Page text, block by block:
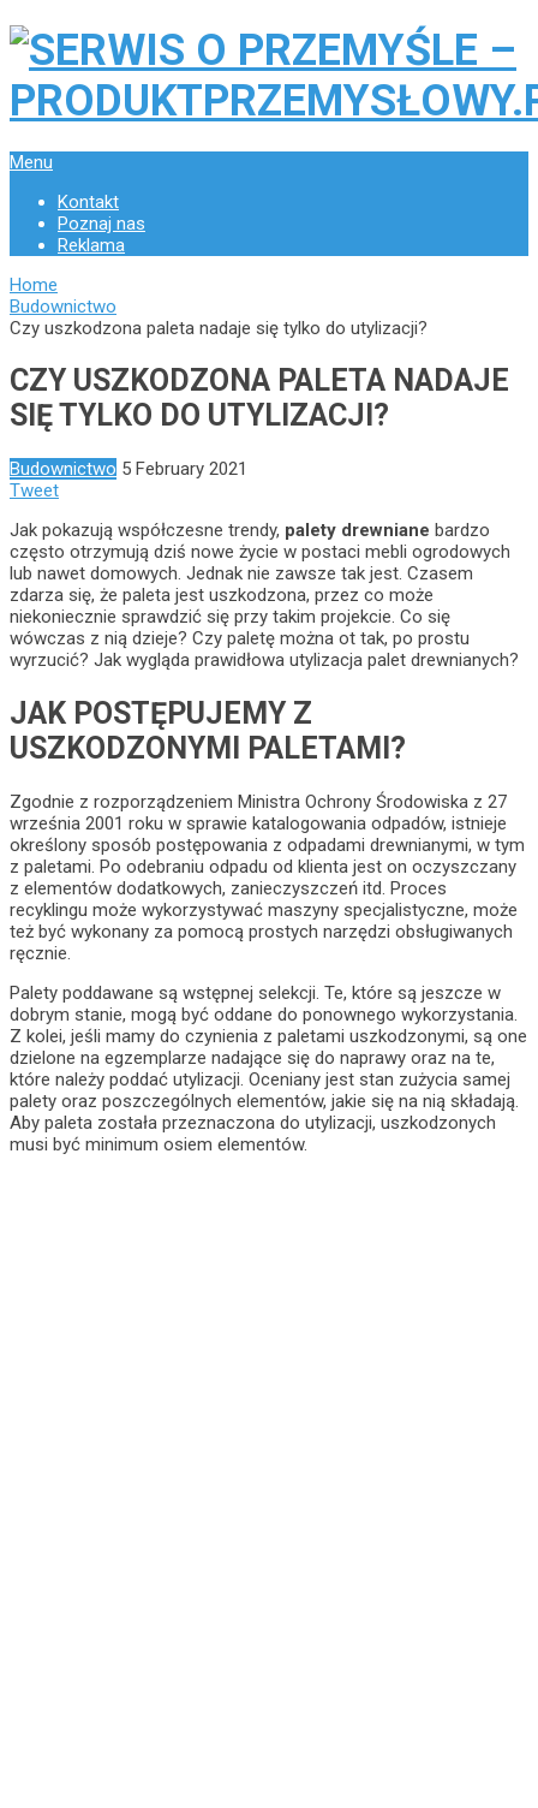
Menu
Kontakt
Poznaj nas
Reklama
Home
Budownictwo
Czy uszkodzona paleta nadaje się tylko do utylizacji?
CZY USZKODZONA PALETA NADAJE
SIĘ TYLKO DO UTYLIZACJI?
Budownictwo 5 February 2021
Tweet
Jak pokazują współczesne trendy, palety drewniane bardzo
często otrzymują dziś nowe życie w postaci mebli ogrodowych
lub nawet domowych. Jednak nie zawsze tak jest. Czasem
zdarza się, że paleta jest uszkodzona, przez co może
niekoniecznie sprawdzić się przy takim projekcie. Co się
wówczas z nią dzieje? Czy paletę można ot tak, po prostu
wyrzucić? Jak wygląda prawidłowa utylizacja palet drewnianych?
JAK POSTĘPUJEMY Z
USZKODZONYMI PALETAMI?
Zgodnie z rozporządzeniem Ministra Ochrony Środowiska z 27
września 2001 roku w sprawie katalogowania odpadów, istnieje
określony sposób postępowania z odpadami drewnianymi, w tym
z paletami. Po odebraniu odpadu od klienta jest on oczyszczany
z elementów dodatkowych, zanieczyszczeń itd. Proces
recyklingu może wykorzystywać maszyny specjalistyczne, może
też być wykonany za pomocą prostych narzędzi obsługiwanych
ręcznie.
Palety poddawane są wstępnej selekcji. Te, które są jeszcze w
dobrym stanie, mogą być oddane do ponownego wykorzystania.
Z kolei, jeśli mamy do czynienia z paletami uszkodzonymi, są one
dzielone na egzemplarze nadające się do naprawy oraz na te,
które należy poddać utylizacji. Oceniany jest stan zużycia samej
palety oraz poszczególnych elementów, jakie się na nią składają.
Aby paleta została przeznaczona do utylizacji, uszkodzonych
musi być minimum osiem elementów.